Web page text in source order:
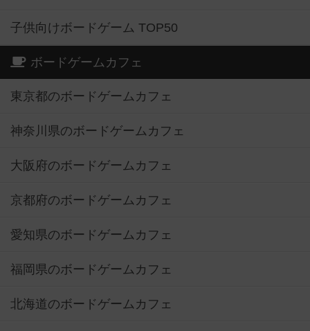
子供向けボードゲーム TOP50
ボードゲームカフェ
東京都のボードゲームカフェ
神奈川県のボードゲームカフェ
大阪府のボードゲームカフェ
京都府のボードゲームカフェ
愛知県のボードゲームカフェ
福岡県のボードゲームカフェ
北海道のボードゲームカフェ